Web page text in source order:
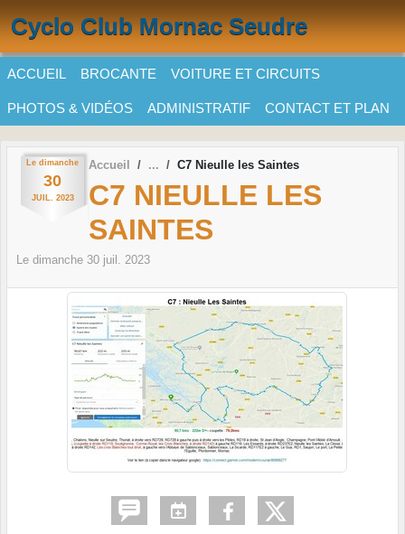
Cyclo Club Mornac Seudre
ACCUEIL BROCANTE VOITURE ET CIRCUITS
PHOTOS & VIDÉOS ADMINISTRATIF CONTACT ET PLAN
Le dimanche
30
JUIL. 2023
Accueil C7 Nieulle les Saintes
C7 NIEULLE LES
SAINTES
Le dimanche 30 juil. 2023